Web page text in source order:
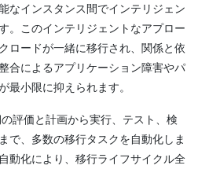
なインスタンス間でインテリジェン
。このインテリジェントなアプロー
ロードが一緒に移行され、関係と依
合によるアプリケーション障害やパ
最小限に抑えられます。
評価と計画から実行、テスト、検
で、多数の移行タスクを自動化しま
動化により、移行ライフサイクル全